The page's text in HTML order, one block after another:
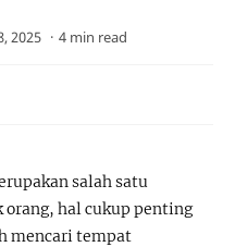
4 min read
salah satu
hal cukup penting
mencari tempat